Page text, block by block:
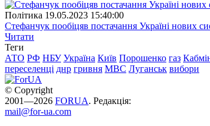
Полiтика 19.05.2023 15:40:00
Стефанчук пообіцяв постачання Україні нових
Читати
Теги
АТО РФ НБУ Україна Київ Порошенко газ
переселенці днр гривня МВС Луганськ вибори
© Copyright
2001—2026 FORUA. Редакція:
mail@for-ua.com